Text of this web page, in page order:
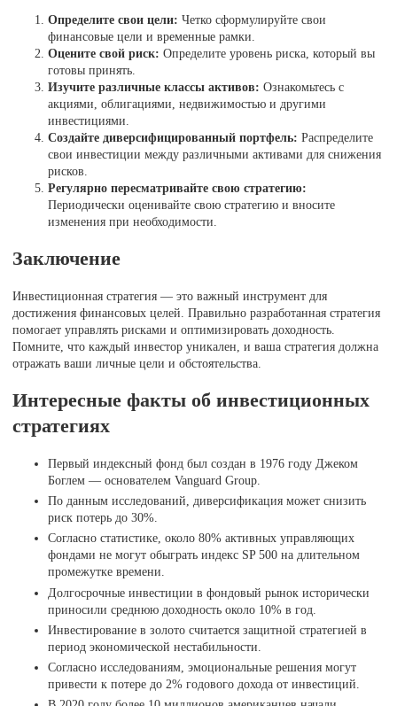
Определите свои цели: Четко сформулируйте свои
финансовые цели и временные рамки.
Оцените свой риск: Определите уровень риска, который вы
готовы принять.
Изучите различные классы активов: Ознакомьтесь с
акциями, облигациями, недвижимостью и другими
инвестициями.
Создайте диверсифицированный портфель: Распределите
свои инвестиции между различными активами для снижения
рисков.
Регулярно пересматривайте свою стратегию:
Периодически оценивайте свою стратегию и вносите
изменения при необходимости.
Заключение
Инвестиционная стратегия — это важный инструмент для
достижения финансовых целей. Правильно разработанная стратегия
помогает управлять рисками и оптимизировать доходность.
Помните, что каждый инвестор уникален, и ваша стратегия должна
отражать ваши личные цели и обстоятельства.
Интересные факты об инвестиционных
стратегиях
Первый индексный фонд был создан в 1976 году Джеком
Боглем — основателем Vanguard Group.
По данным исследований, диверсификация может снизить
риск потерь до 30%.
Согласно статистике, около 80% активных управляющих
фондами не могут обыграть индекс SP 500 на длительном
промежутке времени.
Долгосрочные инвестиции в фондовый рынок исторически
приносили среднюю доходность около 10% в год.
Инвестирование в золото считается защитной стратегией в
период экономической нестабильности.
Согласно исследованиям, эмоциональные решения могут
привести к потере до 2% годового дохода от инвестиций.